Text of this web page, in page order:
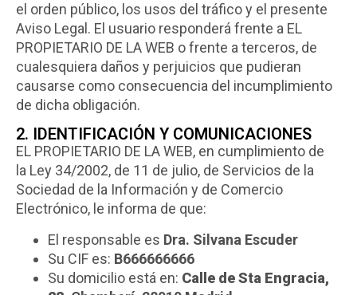
el orden público, los usos del tráfico y el presente
Aviso Legal. El usuario responderá frente a EL
PROPIETARIO DE LA WEB o frente a terceros, de
cualesquiera daños y perjuicios que pudieran
causarse como consecuencia del incumplimiento
de dicha obligación.
2. IDENTIFICACIÓN Y COMUNICACIONES
EL PROPIETARIO DE LA WEB, en cumplimiento de
la Ley 34/2002, de 11 de julio, de Servicios de la
Sociedad de la Información y de Comercio
Electrónico, le informa de que:
El responsable es Dra. Silvana Escuder
Su CIF es: B666666666
Su domicilio está en: Calle de Sta Engracia,